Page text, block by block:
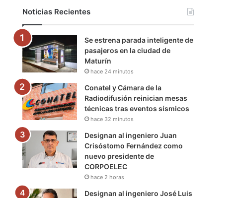
o
k
r
e
r
a
a
m
Noticias Recientes
Se estrena parada inteligente de
pasajeros en la ciudad de
Maturín
hace 24 minutos
Conatel y Cámara de la
Radiodifusión reinician mesas
técnicas tras eventos sísmicos
hace 32 minutos
Designan al ingeniero Juan
Crisóstomo Fernández como
nuevo presidente de
CORPOELEC
hace 2 horas
Designan al ingeniero José Luis